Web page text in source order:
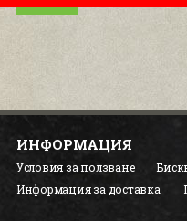
TUBORG X
КАРИЕРИ
УСЛОВИЯ ЗА
ИНФОРМАЦИЯ
Условия за ползване
Информация за доставка